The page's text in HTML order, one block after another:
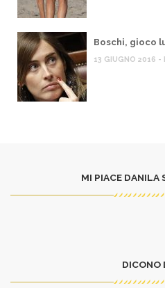
Boschi, gioco
13 GIUGNO 2016 -
MI PIACE DANILA
DICONO